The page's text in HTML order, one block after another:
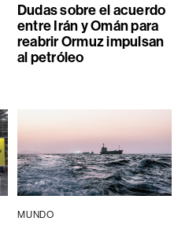
Dudas sobre el acuerdo
entre Irán y Omán para
reabrir Ormuz impulsan
al petróleo
MUNDO